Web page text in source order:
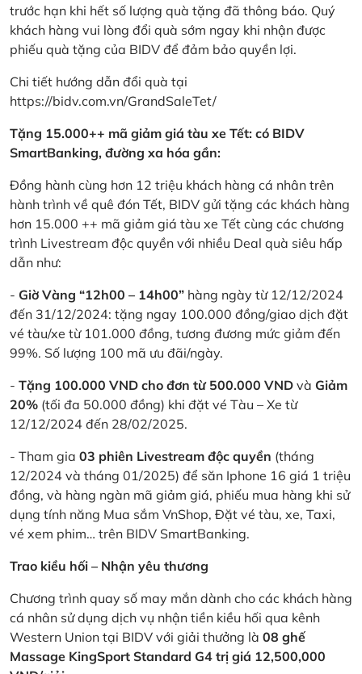
trước hạn khi hết số lượng quà tặng đã thông báo. Quý
khách hàng vui lòng đổi quà sớm ngay khi nhận được
phiếu quà tặng của BIDV để đảm bảo quyền lợi.
Chi tiết hướng dẫn đổi quà tại
https://bidv.com.vn/GrandSaleTet/
Tặng 15.000++ mã giảm giá tàu xe Tết: có BIDV
SmartBanking, đường xa hóa gần:
Đồng hành cùng hơn 12 triệu khách hàng cá nhân trên
hành trình về quê đón Tết, BIDV gửi tặng các khách hàng
hơn 15.000 ++ mã giảm giá tàu xe Tết cùng các chương
trình Livestream độc quyền với nhiều Deal quà siêu hấp
dẫn như:
- Giờ Vàng “12h00 – 14h00” hàng ngày từ 12/12/2024
đến 31/12/2024: tặng ngay 100.000 đồng/giao dịch đặt
vé tàu/xe từ 101.000 đồng, tương đương mức giảm đến
99%. Số lượng 100 mã ưu đãi/ngày.
- Tặng 100.000 VND cho đơn từ 500.000 VND và Giảm
20% (tối đa 50.000 đồng) khi đặt vé Tàu – Xe từ
12/12/2024 đến 28/02/2025.
- Tham gia 03 phiên Livestream độc quyền (tháng
12/2024 và tháng 01/2025) để săn Iphone 16 giá 1 triệu
đồng, và hàng ngàn mã giảm giá, phiếu mua hàng khi sử
dụng tính năng Mua sắm VnShop, Đặt vé tàu, xe, Taxi,
vé xem phim… trên BIDV SmartBanking.
Trao kiều hối – Nhận yêu thương
Chương trình quay số may mắn dành cho các khách hàng
cá nhân sử dụng dịch vụ nhận tiền kiều hối qua kênh
Western Union tại BIDV với giải thưởng là 08 ghế
Massage KingSport Standard G4 trị giá 12,500,000